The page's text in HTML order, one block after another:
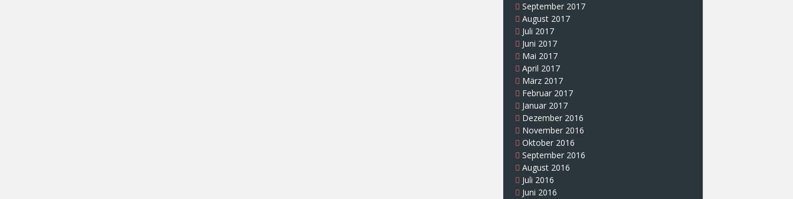
September 2017
August 2017
Juli 2017
Juni 2017
Mai 2017
April 2017
März 2017
Februar 2017
Januar 2017
Dezember 2016
November 2016
Oktober 2016
September 2016
August 2016
Juli 2016
Juni 2016